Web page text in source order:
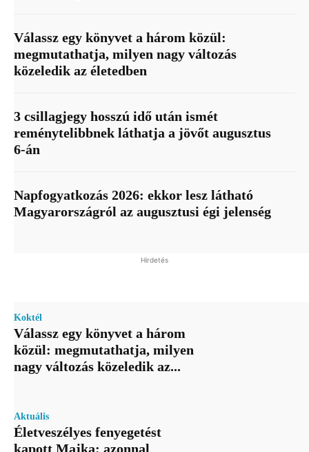
Válassz egy könyvet a három közül:
megmutathatja, milyen nagy változás
közeledik az életedben
3 csillagjegy hosszú idő után ismét
reménytelibbnek láthatja a jövőt augusztus
6-án
Napfogyatkozás 2026: ekkor lesz látható
Magyarországról az augusztusi égi jelenség
Hirdetés
Koktél
Válassz egy könyvet a három
közül: megmutathatja, milyen
nagy változás közeledik az...
Aktuális
Életveszélyes fenyegetést
kapott Majka: azonnal